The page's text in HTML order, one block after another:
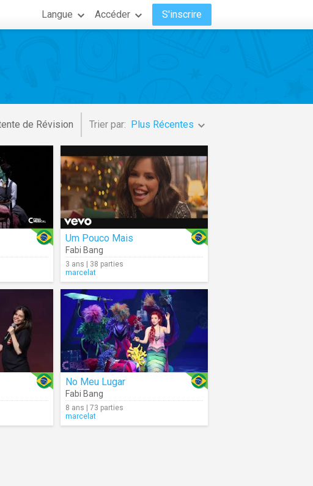
Langue Accéder S'inscrire
de Révision Trier par: Plus Récentes
Um Pouco Mais
Fabi Bang
3 ans | 38 parties
marcelat
No Meu Lugar
Fabi Bang
8 ans | 73 parties
marcelat